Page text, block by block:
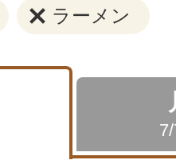
ラーメン